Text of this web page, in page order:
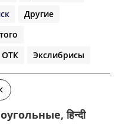
Другие
ОТК Экслибрисы
हिन्दी